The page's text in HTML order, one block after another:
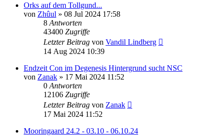
Orks auf dem Tollgund...
von Zhûul » 08 Jul 2024 17:58
8 Antworten
43400 Zugriffe
Letzter Beitrag von Vandil Lindberg
14 Aug 2024 10:39
Endzeit Con im Degenesis Hintergrund sucht NSC
von Zanak » 17 Mai 2024 11:52
0 Antworten
12106 Zugriffe
Letzter Beitrag von Zanak
17 Mai 2024 11:52
Mooringaard 24.2 - 03.10 - 06.10.24